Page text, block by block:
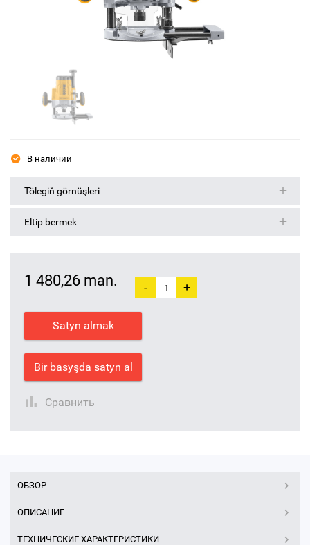
В наличии
Tölegiň görnüşleri
Eltip bermek
1 480,26 man. - +
Satyn almak
Bir basyşda satyn al
Сравнить
ОБЗОР
ОПИСАНИЕ
ТЕХНИЧЕСКИЕ ХАРАКТЕРИСТИКИ